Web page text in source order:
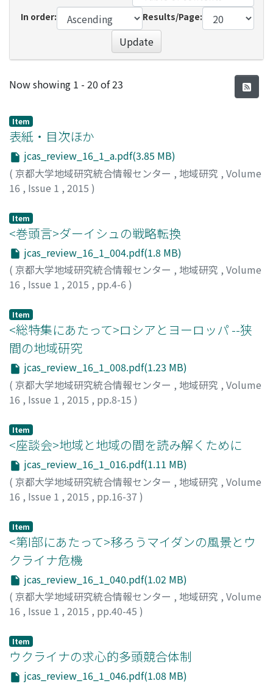
In order:
Results/Page:
Update
Recent Submissions
Now showing 1 - 20 of 23
Item
表紙・目次ほか
jcas_review_16_1_a.pdf(3.85 MB)
( 京都大学地域研究統合情報センター , 地域研究 , Volume
16 , Issue 1 , 2015 )
Item
<巻頭言>ダーイシュの戦略転換
jcas_review_16_1_004.pdf(1.8 MB)
( 京都大学地域研究統合情報センター , 地域研究 , Volume
16 , Issue 1 , 2015 , pp.4-6 )
Item
<総特集にあたって>ロシアとヨーロッパ --狭
間の地域研究
jcas_review_16_1_008.pdf(1.23 MB)
( 京都大学地域研究統合情報センター , 地域研究 , Volume
16 , Issue 1 , 2015 , pp.8-15 )
Item
<座談会>地域と地域の間を読み解くために
jcas_review_16_1_016.pdf(1.11 MB)
( 京都大学地域研究統合情報センター , 地域研究 , Volume
16 , Issue 1 , 2015 , pp.16-37 )
Item
<第I部にあたって>移ろうマイダンの風景とウ
クライナ危機
jcas_review_16_1_040.pdf(1.02 MB)
( 京都大学地域研究統合情報センター , 地域研究 , Volume
16 , Issue 1 , 2015 , pp.40-45 )
Item
ウクライナの求心的多頭競合体制
jcas_review_16_1_046.pdf(1.08 MB)